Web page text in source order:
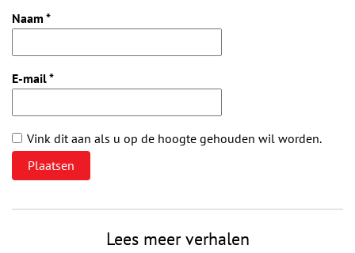
Naam *
E-mail*
Vink dit aan als u op de hoogte gehouden wil worden.
Lees meer verhalen